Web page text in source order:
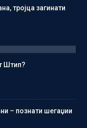
тројца загинати
Штип?
– познати шегаџии